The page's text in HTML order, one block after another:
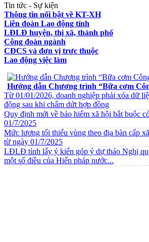
Tin tức - Sự kiện
Thông tin nổi bật về KT-XH
Liên đoàn Lao động tỉnh
LĐLĐ huyện, thị xã, thành phố
Công đoàn ngành
CĐCS và đơn vị trực thuộc
Lao động việc làm
Hướng dẫn Chương trình “Bữa cơm
Từ 01/01/2026, doanh nghiệp phải xóa dữ
động sau khi chấm dứt hợp đồng
Quy định mới về bảo hiểm xã hội bắt buộc
01/7/2025
Mức lương tối thiểu vùng theo địa bàn cấp
từ ngày 01/7/2025
LĐLĐ tỉnh lấy ý kiến góp ý dự thảo Nghị
một số điều của Hiến pháp nước...